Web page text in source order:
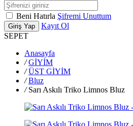
Beni Hatırla Şifremi Unuttum
Giriş Yap
Kayıt Ol
SEPET
Anasayfa
/ GİYİM
/ ÜST GİYİM
/ Bluz
/ Sarı Askılı Triko Limnos Bluz